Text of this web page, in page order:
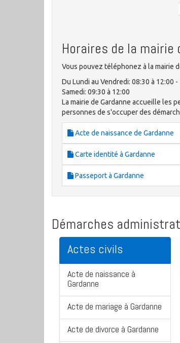
Horaires de la mairie
Vous pouvez téléphonez à la mairie
Du Lundi au Vendredi: 08:30 à 12:00 -
Samedi: 09:30 à 12:00
La mairie de Gardanne accueille les
personnes de s'occuper des
Acte de naissance de Gardanne
Carte identité à Gardanne
Passeport à Gardanne
Démarches
Actes civils
Acte de naissance à
Gardanne
Acte de mariage à Gardanne
Acte de divorce à Gardanne